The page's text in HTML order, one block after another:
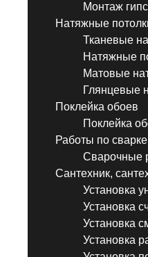
Монтаж
Натяжные
Тканевые
Натяжные
Матовые
Глянцевые
Поклейка обоев
Поклейка
Работы по сварке
Сварочные
Сантехник,
Установка
Установка
Установка
Установка